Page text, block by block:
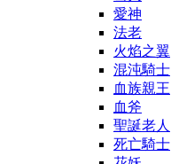
愛神
法老
火焰之翼
混沌騎士
血族親王
血斧
聖誕老人
死亡騎士